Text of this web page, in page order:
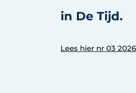
in De Tijd.
Lees hier nr 03 2026